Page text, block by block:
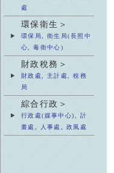
處
環保衛生＞
環保局, 衛生局(長照中
心, 毒衛中心)
財政稅務＞
財政處, 主計處, 稅務
局
綜合行政＞
行政處(媒事中心), 計
畫處, 人事處, 政風處